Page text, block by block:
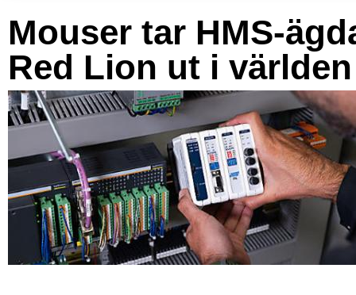
Mouser tar HMS-
Red Lion ut i världen